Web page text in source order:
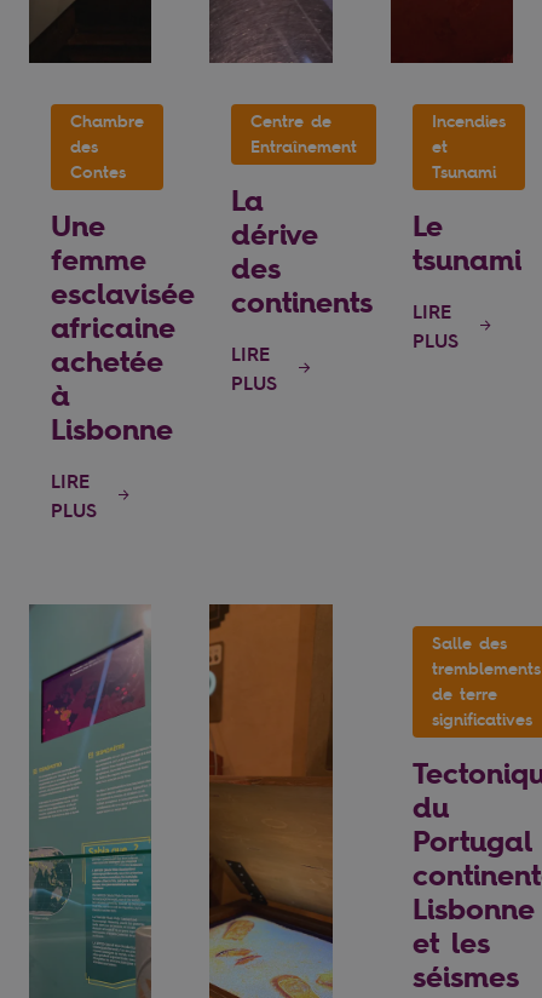
Chambre
des
Contes
Une
femme
esclavisée
africaine
achetée
à
Lisbonne
LIRE
PLUS
Centre de
Entraînement
La
dérive
des
continents
LIRE
PLUS
Incendies
et
Tsunami
Le
tsunami
LIRE
PLUS
Salle des
tremblements
de terre
significatives
du
Portugal
Lisbonne
et les
séismes